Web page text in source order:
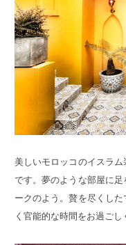
美しいモロッコのイスラ
です。夢のような部屋に
ークのよう。贅を尽くし
く官能的な時間をお過ごし